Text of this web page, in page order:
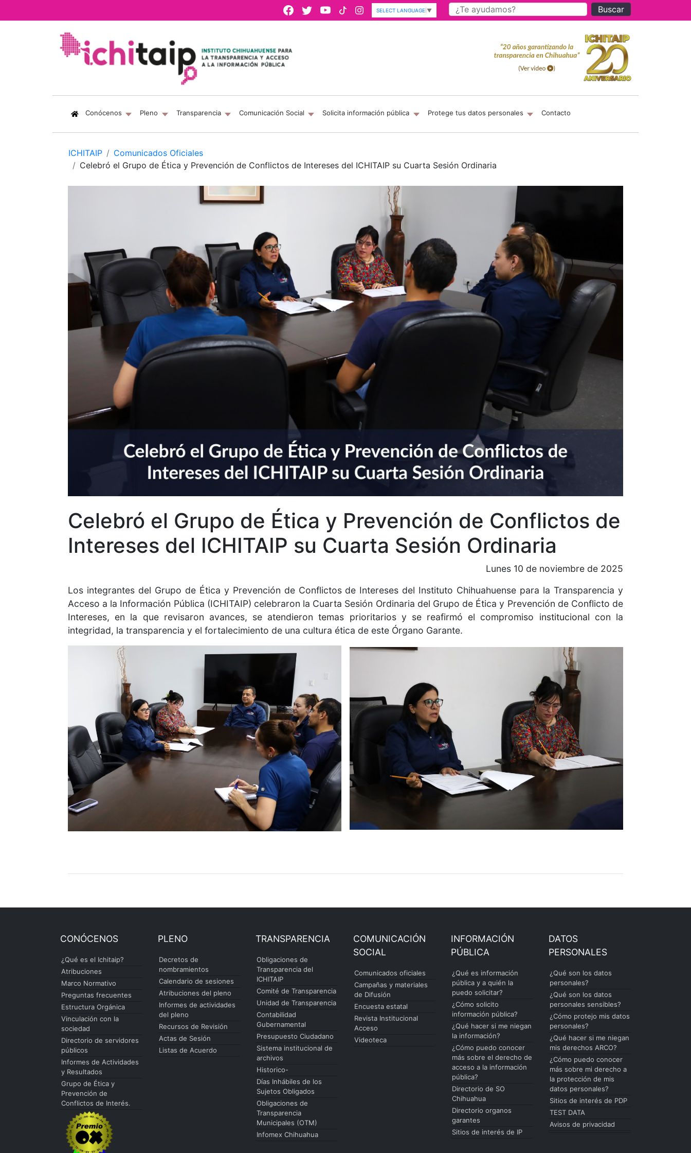
Buscar
SELECT LANGUAGE ▼
Conócenos (current)
Pleno Transparencia Comunicación Social Solicita información pública Protege tus datos personales Contacto
ICHITAIP
Comunicados Oficiales
Celebró el Grupo de Ética y Prevención de Conflictos de Intereses del ICHITAIP su Cuarta Sesión Ordinaria
Celebró el Grupo de Ética y Prevención de Conflictos de
Intereses del ICHITAIP su Cuarta Sesión Ordinaria
Lunes 10 de noviembre de 2025
Los integrantes del Grupo de Ética y Prevención de Conflictos de Intereses del Instituto Chihuahuense para la Transparencia y
Acceso a la Información Pública (ICHITAIP) celebraron la Cuarta Sesión Ordinaria del Grupo de Ética y Prevención de Conflicto de
Intereses, en la que revisaron avances, se atendieron temas prioritarios y se reafirmó el compromiso institucional con la
integridad, la transparencia y el fortalecimiento de una cultura ética de este Órgano Garante.
CONÓCENOS
¿Qué es el Ichitaip?
Atribuciones
Marco Normativo
Preguntas frecuentes
Estructura Orgánica
Vinculación con la
sociedad
Directorio de servidores
públicos
Informes de Actividades
y Resultados
Grupo de Ética y
Prevención de
Conflictos de Interés.
PLENO
Decretos de
nombramientos
Calendario de sesiones
Atribuciones del pleno
Informes de actividades
del pleno
Recursos de Revisión
Actas de Sesión
Listas de Acuerdo
TRANSPARENCIA
Obligaciones de
Transparencia del
ICHITAIP
Comité de Transparencia
Unidad de Transparencia
Contabilidad
Gubernamental
Presupuesto Ciudadano
Sistema institucional de
archivos
Historico-
Días Inhábiles de los
Sujetos Obligados
Obligaciones de
Transparencia
Municipales (OTM)
Infomex Chihuahua
COMUNICACIÓN
SOCIAL
Comunicados oficiales
Campañas y materiales
de Difusión
Encuesta estatal
Revista Institucional
Acceso
Videoteca
INFORMACIÓN
PÚBLICA
¿Qué es información
pública y a quién la
puedo solicitar?
¿Cómo solicito
información pública?
¿Qué hacer si me niegan
la información?
¿Cómo puedo conocer
más sobre el derecho de
acceso a la información
pública?
Directorio de SO
Chihuahua
Directorio organos
garantes
Sitios de interés de IP
DATOS
PERSONALES
¿Qué son los datos
personales?
¿Qué son los datos
personales sensibles?
¿Cómo protejo mis datos
personales?
¿Qué hacer si me niegan
mis derechos ARCO?
¿Cómo puedo conocer
más sobre mi derecho a
la protección de mis
datos personales?
Sitios de interés de PDP
TEST DATA
Avisos de privacidad